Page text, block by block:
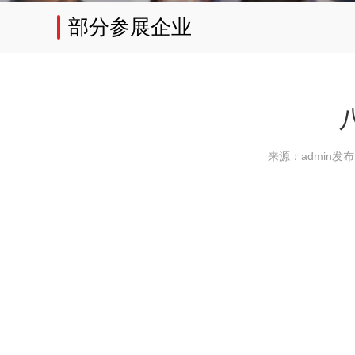
部分参展企业
来源：admin发